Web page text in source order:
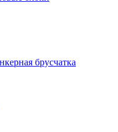
брусчатка